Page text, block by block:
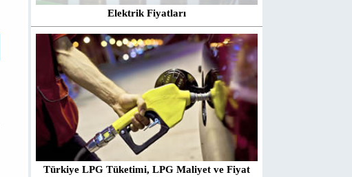
Elektrik Fiyatları
Türkiye LPG Tüketimi, LPG Maliyet ve Fiyat